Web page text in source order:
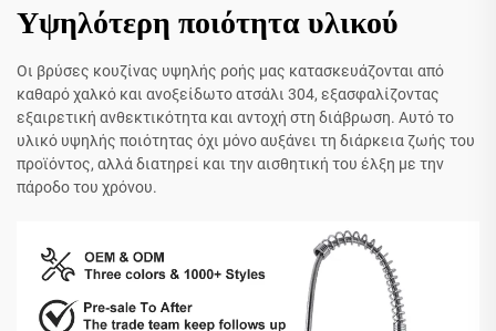
Υψηλότερη ποιότητα υλικού
Οι βρύσες κουζίνας υψηλής ροής μας κατασκευάζονται από
καθαρό χαλκό και ανοξείδωτο ατσάλι 304, εξασφαλίζοντας
εξαιρετική ανθεκτικότητα και αντοχή στη διάβρωση. Αυτό το
υλικό υψηλής ποιότητας όχι μόνο αυξάνει τη διάρκεια ζωής του
προϊόντος, αλλά διατηρεί και την αισθητική του έλξη με την
πάροδο του χρόνου.